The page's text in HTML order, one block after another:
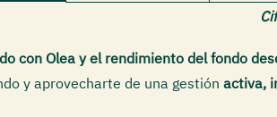
con Olea y el rendimiento del fondo
y aprovecharte de una gestión activa,